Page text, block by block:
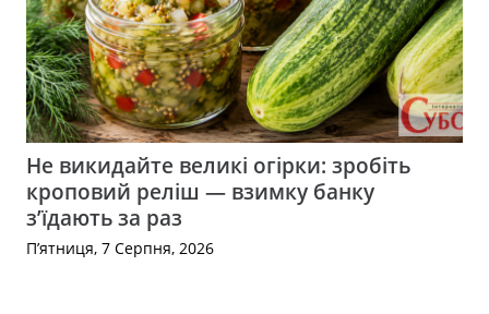
Не викидайте великі огірки: зробіть
кроповий реліш — взимку банку
з’їдають за раз
П’ятниця, 7 Серпня, 2026